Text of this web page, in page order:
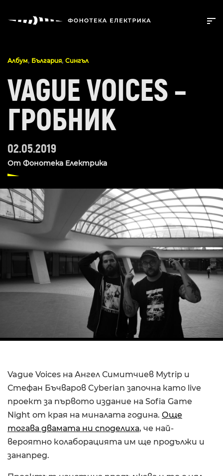
Албум, България, Сингъл
VAGUE VOICES –
ГРОБНИК
02.05.2019
От Фонотека Електрика
Vague Voices на Ангел Симитчиев Mytrip и
Стефан Бъчваров Cyberian започна като live
проект за първото издание на Sofia Game
Night от края на миналата година. Още
тогава двамата ни споделиха, че най-
вероятно колаборацията им ще продължи и
занапред.